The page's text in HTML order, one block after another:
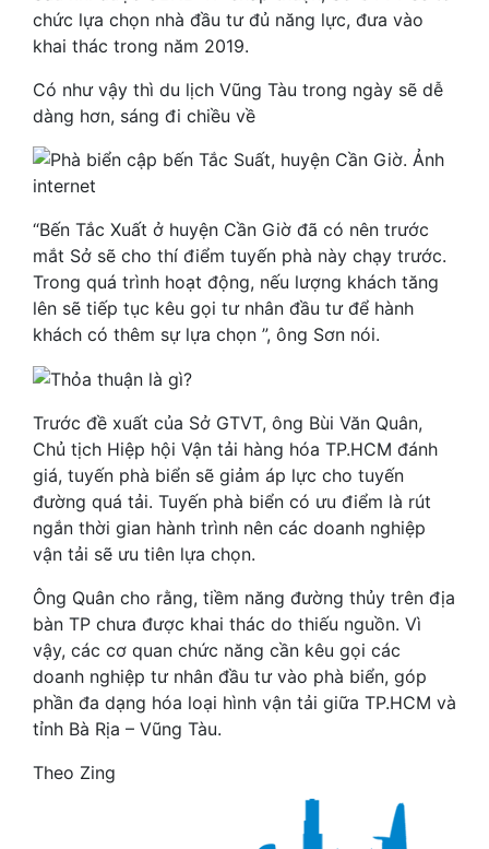
chức lựa chọn nhà đầu tư đủ năng lực, đưa vào
khai thác trong năm 2019.
Có như vậy thì du lịch Vũng Tàu trong ngày sẽ dễ
dàng hơn, sáng đi chiều về
“Bến Tắc Xuất ở huyện Cần Giờ đã có nên trước
mắt Sở sẽ cho thí điểm tuyến phà này chạy trước.
Trong quá trình hoạt động, nếu lượng khách tăng
lên sẽ tiếp tục kêu gọi tư nhân đầu tư để hành
khách có thêm sự lựa chọn ”, ông Sơn nói.
Trước đề xuất của Sở GTVT, ông Bùi Văn Quân,
Chủ tịch Hiệp hội Vận tải hàng hóa TP.HCM đánh
giá, tuyến phà biển sẽ giảm áp lực cho tuyến
đường quá tải. Tuyến phà biển có ưu điểm là rút
ngắn thời gian hành trình nên các doanh nghiệp
vận tải sẽ ưu tiên lựa chọn.
Ông Quân cho rằng, tiềm năng đường thủy trên địa
bàn TP chưa được khai thác do thiếu nguồn. Vì
vậy, các cơ quan chức năng cần kêu gọi các
doanh nghiệp tư nhân đầu tư vào phà biển, góp
phần đa dạng hóa loại hình vận tải giữa TP.HCM và
tỉnh Bà Rịa – Vũng Tàu.
Theo Zing